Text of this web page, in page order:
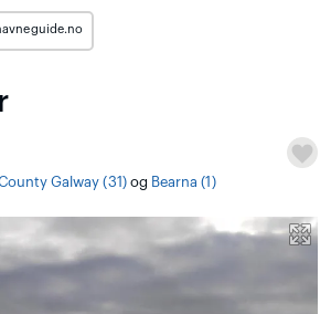
Galway (31)og Bearna (1)